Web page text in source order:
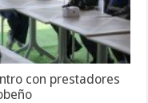
con prestadores